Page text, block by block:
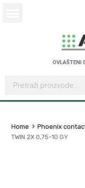
OVLAŠTENI
Home Phoenix
TWIN 2X 0,75-10 GY